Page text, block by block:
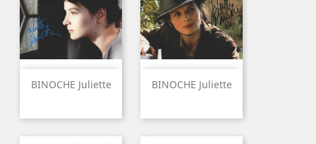
BINOCHE Juliette BINOCHE Juliette